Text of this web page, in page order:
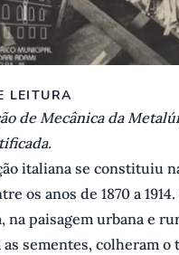
LEITURA
de Mecânica da
italiana se constituiu
os anos de 1870 a
na paisagem urbana e
as sementes, colheram